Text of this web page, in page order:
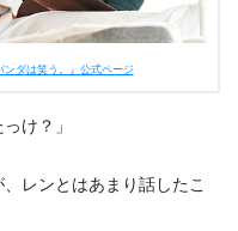
ンダは笑う。』公式ページ
け？」
レンとはあまり話したこ